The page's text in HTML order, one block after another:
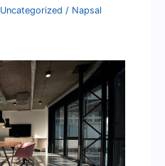
Uncategorized / Napsal